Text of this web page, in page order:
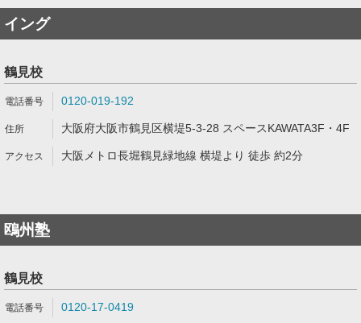
イング
鶴見校
0120-019-192
大阪府大阪市鶴見区横堤5-3-28 スペースKAWATA3F・4F
大阪メトロ長堀鶴見緑地線 横堤より 徒歩 約2分
鴎州塾
鶴見校
0120-17-0419